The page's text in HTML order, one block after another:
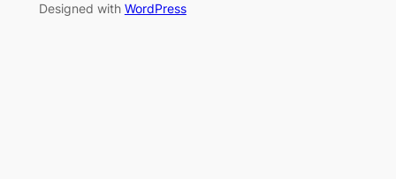
Designed with WordPress